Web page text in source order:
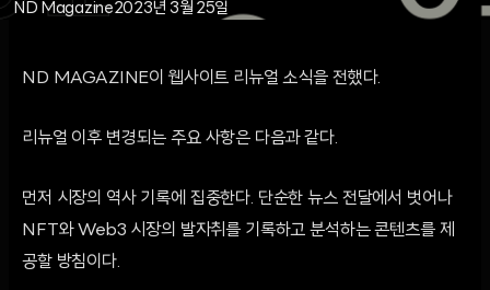
ND Magazine2023년 3월 25일
ND MAGAZINE이 웹사이트 리뉴얼 소식을 전했다.
리뉴얼 이후 변경되는 주요 사항은 다음과 같다.
먼저 시장의 역사 기록에 집중한다. 단순한 뉴스 전달에서 벗어나
NFT와 Web3 시장의 발자취를 기록하고 분석하는 콘텐츠를 제
공할 방침이다.